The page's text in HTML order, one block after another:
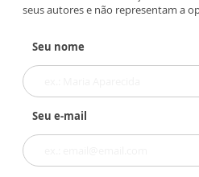
seus autores e não representam a
Seu nome
Seu e-mail